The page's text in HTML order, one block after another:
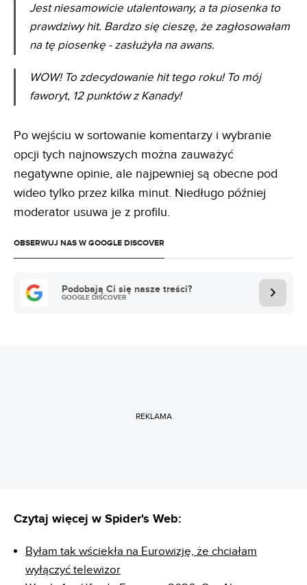
Jest niesamowicie utalentowany, a ta piosenka to
prawdziwy hit. Bardzo się cieszę, że zagłosowałam
na tę piosenkę - zasłużyła na awans.
WOW! To zdecydowanie hit tego roku! To mój
faworyt, 12 punktów z Kanady!
Po wejściu w sortowanie komentarzy i wybranie
opcji tych najnowszych można zauważyć
negatywne opinie, ale najpewniej są obecne pod
wideo tylko przez kilka minut. Niedługo później
moderator usuwa je z profilu.
OBSERWUJ NAS W GOOGLE DISCOVER
Podobają Ci się nasze treści?
GOOGLE DISCOVER
REKLAMA
Czytaj więcej w Spider's Web:
Byłam tak wściekła na Eurowizję, że chciałam
wyłączyć telewizor